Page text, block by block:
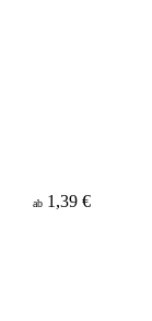
ab 1,39 €